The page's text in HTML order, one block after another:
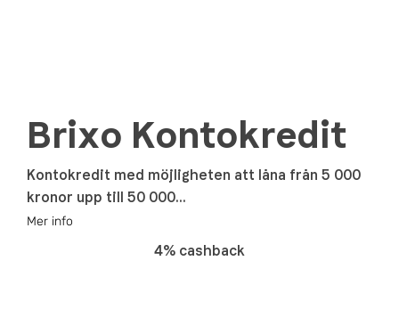
Brixo Kontokredit
Kontokredit med möjligheten att låna från 5 000
kronor upp till 50 000...
Mer info
4% cashback